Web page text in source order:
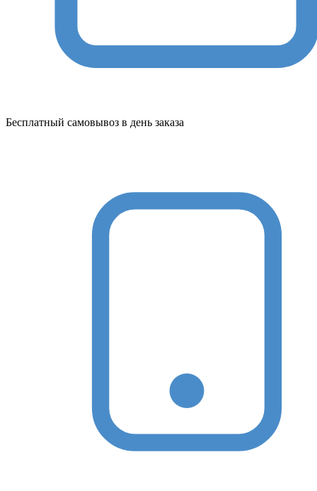
Бесплатный самовывоз в день заказа